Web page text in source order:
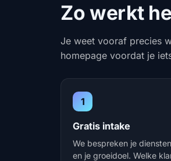
Zo werkt
Je weet vooraf precies
homepage voordat je
1
Gratis intake
We bespreken je
en je groeidoel. Welke